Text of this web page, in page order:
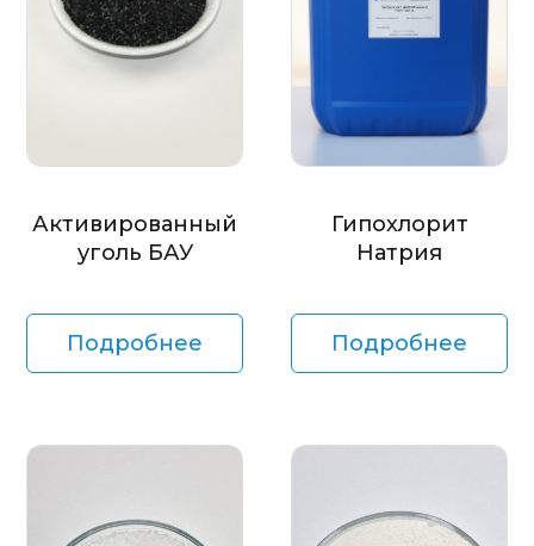
Активированный
уголь БАУ
Подробнее
Гипохлорит
Натрия
Подробнее